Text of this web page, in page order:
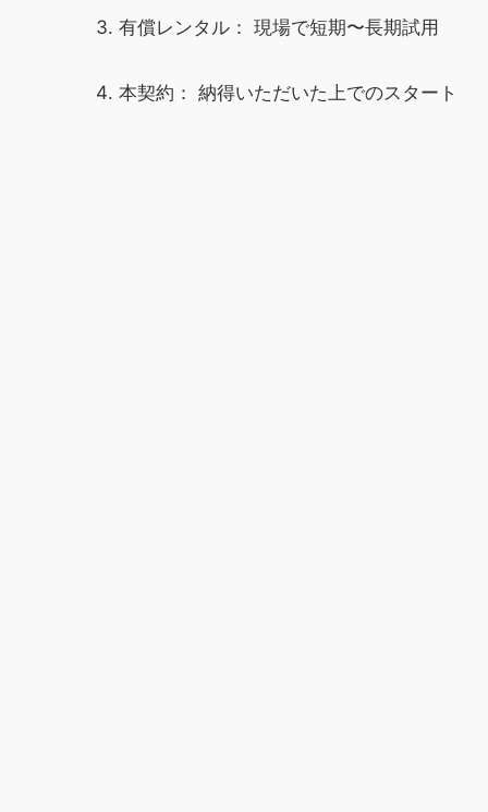
有償レンタル： 現場で短期〜長期試用
本契約： 納得いただいた上でのスタート